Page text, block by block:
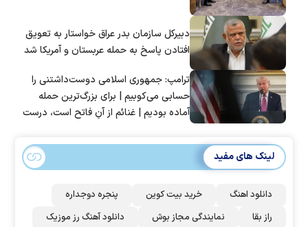
دبیرکل سازمان بدر عراق خواستار به تعویق
افتادن پاسخ به حمله عربستان و آمریکا شد
ترامپ: جمهوری اسلامی دوست‌داشتنی را
حسابی می‌کوبیم | برای بزرگ‌ترین حمله
آماده بودیم | غنائم از آنِ فاتح است، درست
لینک های مفید
دانلود اهنگ خرید بیت کوین
پنجره دوجداره
راز بقا
نمایندگی مجاز بوش
دانلود آهنگ رز‌ موزیک